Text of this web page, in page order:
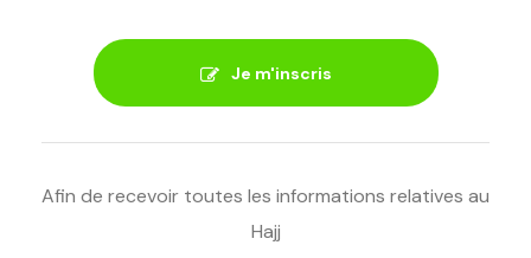
Je m'inscris
Afin de recevoir toutes les informations relatives au
Hajj